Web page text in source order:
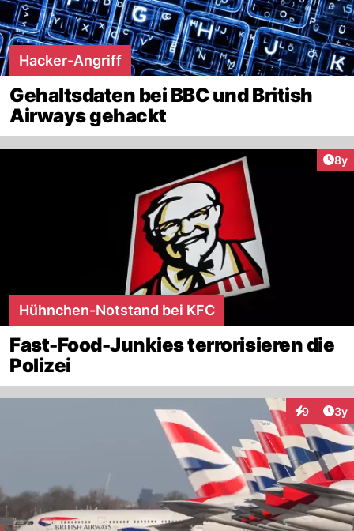
Hacker-Angriff
Gehaltsdaten bei BBC und British
Airways gehackt
8y
Hühnchen-Notstand bei KFC
Fast-Food-Junkies terrorisieren die
Polizei
9 3y